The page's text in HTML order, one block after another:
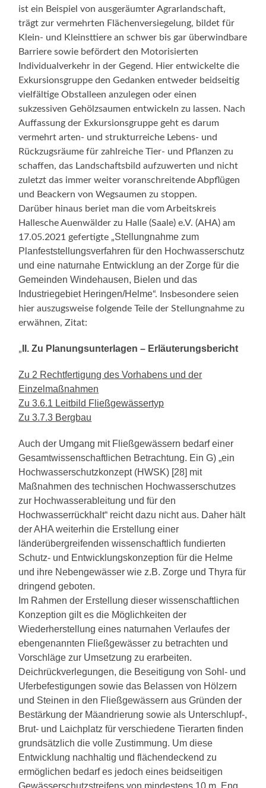
ist ein Beispiel von ausgeräumter Agrarlandschaft,
trägt zur vermehrten Flächenversiegelung, bildet für
Klein- und Kleinsttiere an schwer bis gar überwindbare
Barriere sowie befördert den Motorisierten
Individualverkehr in der Gegend. Hier entwickelte die
Exkursionsgruppe den Gedanken entweder beidseitig
vielfältige Obstalleen anzulegen oder einen
sukzessiven Gehölzsaumen entwickeln zu lassen. Nach
Auffassung der Exkursionsgruppe geht es darum
vermehrt arten- und strukturreiche Lebens- und
Rückzugsräume für zahlreiche Tier- und Pflanzen zu
schaffen, das Landschaftsbild aufzuwerten und nicht
zuletzt das immer weiter voranschreitende Abpflügen
und Beackern von Wegsaumen zu stoppen.
Darüber hinaus beriet man die vom Arbeitskreis
Hallesche Auenwälder zu Halle (Saale) e.V. (AHA) am
17.05.2021 gefertigte „Stellungnahme zum
Planfeststellungsverfahren für den Hochwasserschutz
und eine naturnahe Entwicklung an der Zorge für die
Gemeinden Windehausen, Bielen und das
Industriegebiet Heringen/Helme“. Insbesondere seien
hier auszugsweise folgende Teile der Stellungnahme zu
erwähnen, Zitat:
„ II. Zu Planungsunterlagen – Erläuterungsbericht
Zu 2 Rechtfertigung des Vorhabens und der
Einzelmaßnahmen
Zu 3.6.1 Leitbild Fließgewässertyp
Zu 3.7.3 Bergbau
Auch der Umgang mit Fließgewässern bedarf einer
Gesamtwissenschaftlichen Betrachtung. Ein G) „ein
Hochwasserschutzkonzept (HWSK) [28] mit
Maßnahmen des technischen Hochwasserschutzes
zur Hochwasserableitung und für den
Hochwasserrückhalt“ reicht dazu nicht aus. Daher hält
der AHA weiterhin die Erstellung einer
länderübergreifenden wissenschaftlich fundierten
Schutz- und Entwicklungskonzeption für die Helme
und ihre Nebengewässer wie z.B. Zorge und Thyra für
dringend geboten.
Im Rahmen der Erstellung dieser wissenschaftlichen
Konzeption gilt es die Möglichkeiten der
Wiederherstellung eines naturnahen Verlaufes der
ebengenannten Fließgewässer zu betrachten und
Vorschläge zur Umsetzung zu erarbeiten.
Deichrückverlegungen, die Beseitigung von Sohl- und
Uferbefestigungen sowie das Belassen von Hölzern
und Steinen in den Fließgewässern aus Gründen der
Bestärkung der Mäandrierung sowie als Unterschlupf-,
Brut- und Laichplatz für verschiedene Tierarten finden
grundsätzlich die volle Zustimmung. Um diese
Entwicklung nachhaltig und flächendeckend zu
ermöglichen bedarf es jedoch eines beidseitigen
Gewässerschutzstreifens von mindestens 10 m. Eng